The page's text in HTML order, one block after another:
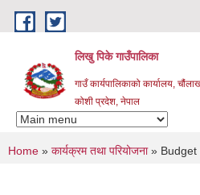
Skip to main content
लिखु पिके गाउँपालिका
गाउँ कार्यपालिकाको कार्यालय,
कोशी प्रदेश, नेपाल
You are here
Home » कार्यक्रम तथा परियोजना» Budget